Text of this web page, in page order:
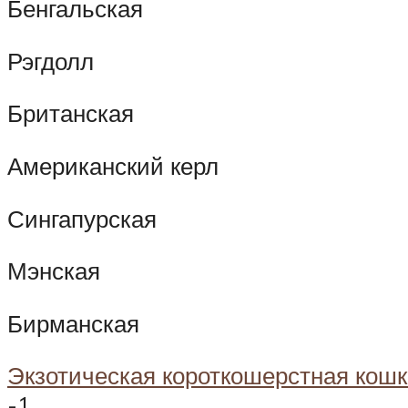
Бенгальская
Рэгдолл
Британская
Американский керл
Сингапурская
Мэнская
Бирманская
Экзотическая короткошерстная